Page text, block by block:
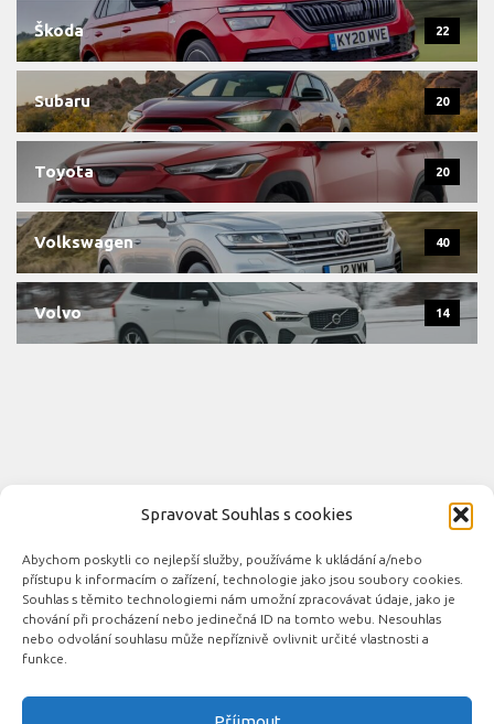
Spravovat Souhlas s cookies
Abychom poskytli co nejlepší služby, používáme k ukládání a/nebo
přístupu k informacím o zařízení, technologie jako jsou soubory cookies.
Souhlas s těmito technologiemi nám umožní zpracovávat údaje, jako je
chování při procházení nebo jedinečná ID na tomto webu. Nesouhlas
nebo odvolání souhlasu může nepříznivě ovlivnit určité vlastnosti a
funkce.
Škoda 22
Subaru 20
Toyota 20
Volkswagen 40
Volvo 14
Novinky automobilového průmyslu © 2026. Všechna práva
vyhrazena.
Podporováno - Designed with the